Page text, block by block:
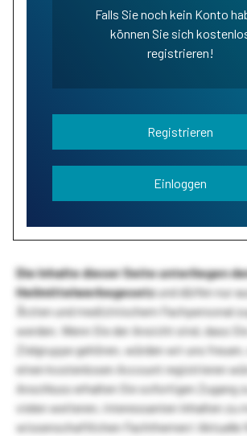
Falls Sie noch kein Konto
können Sie sich
registrieren!
Registrieren
Einloggen
Die Inhalte dieser Seite unterliegen
Heilmittelwerbegesetzund dürfen nur
Ärzten und medizinischem Fachpersonal
werden. Wenn Sie der Ansicht sind, dass
Zielgruppe gehören, würden wir uns
einen kostenlosen Account registrieren
Anschluss erhalten Sie sofortigen Zugang
vielen weiteren, interessanten Inhalten zu
wissenschaftlichen Fachthemen! Aktuelle